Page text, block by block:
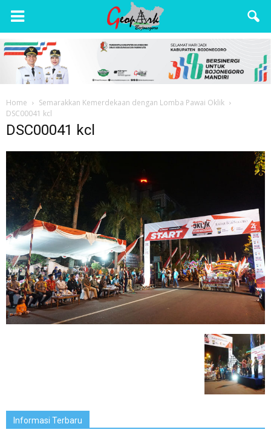
Wisata
Bojonegoro
Home
Semarakkan Kemerdekaan dengan Lomba Pawai Oklik
DSC00041 kcl
DSC00041 kcl
Informasi Terbaru